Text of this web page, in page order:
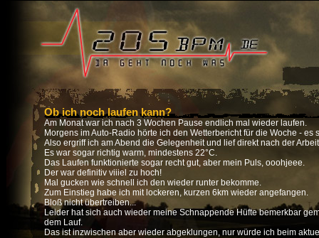
Ob ich noch laufen kann?
Am Monat war ich nach 3 Wochen Pause endlich mal wieder laufen.
Morgens im Auto-Radio hörte ich den Wetterbericht für die Woche - es
Also ergriff ich am Abend die Gelegenheit und lief direkt nach der
Es war sogar richtig warm, mindestens 22°C.
Das Laufen funktionierte sogar recht gut, aber mein Puls, ooohjeee.
Der war definitiv viiiel zu hoch!
Mal gucken wie schnell ich den wieder runter bekomme.
Zum Einstieg habe ich mit lockeren, kurzen 6km wieder angefangen.
Bloß nicht übertreiben...
Leider hat sich auch wieder meine Schnappende Hüfte bemerkbar
dem Lauf.
Das ist inzwischen aber wieder abgeklungen, nur würde ich beim